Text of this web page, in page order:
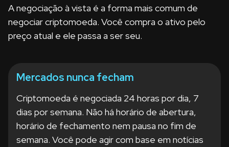
A negociação à vista é a forma mais comum de
negociar criptomoeda. Você compra o ativo pelo
preço atual e ele passa a ser seu.
Mercados nunca fecham
Criptomoeda é negociada 24 horas por dia, 7
dias por semana. Não há horário de abertura,
horário de fechamento nem pausa no fim de
semana. Você pode agir com base em notícias